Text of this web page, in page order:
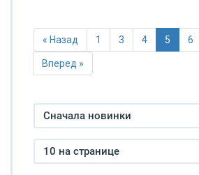
« Назад 1 3 4 5 6
Вперед »
Сначала новинки
10 на странице